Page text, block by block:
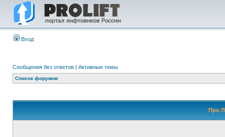
Вход
Сообщения без ответов | Активные темы
Список форумов
Про